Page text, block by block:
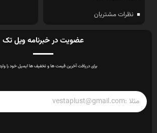
نظرات مشتریان
عضویت در خبرنامه ویل تک
برای دریافت آخرین قیمت ها و تخفیف ها ایمیل خود را